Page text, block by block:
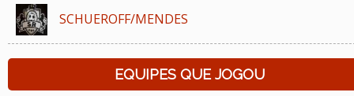
SCHUEROFF/MENDES
EQUIPES QUE JOGOU